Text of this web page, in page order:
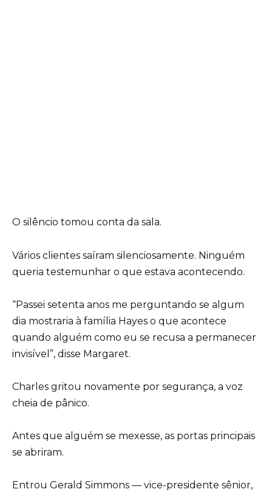
O silêncio tomou conta da sala.
Vários clientes saíram silenciosamente. Ninguém
queria testemunhar o que estava acontecendo.
“Passei setenta anos me perguntando se algum
dia mostraria à família Hayes o que acontece
quando alguém como eu se recusa a permanecer
invisível”, disse Margaret.
Charles gritou novamente por segurança, a voz
cheia de pânico.
Antes que alguém se mexesse, as portas principais
se abriram.
Entrou Gerald Simmons — vice-presidente sênior,